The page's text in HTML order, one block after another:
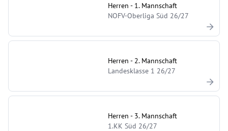
Herren - 1. Mannschaft
NOFV-Oberliga Süd 26/27
Herren - 2. Mannschaft
Landesklasse 1 26/27
Herren - 3. Mannschaft
1.KK Süd 26/27